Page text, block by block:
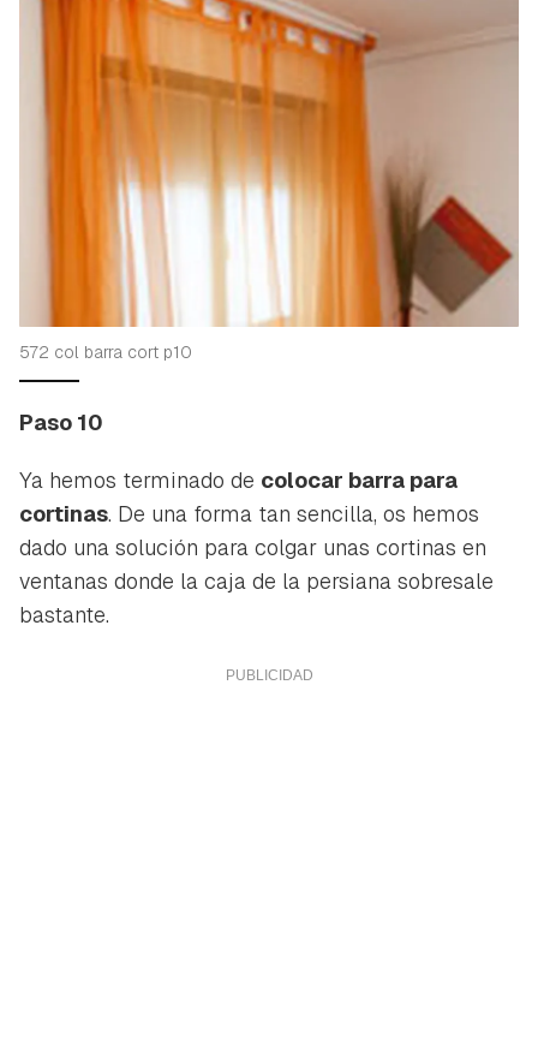
572 col barra cort p10
Paso 10
Ya hemos terminado de colocar barra para
cortinas. De una forma tan sencilla, os hemos
dado una solución para colgar unas cortinas en
ventanas donde la caja de la persiana sobresale
bastante.